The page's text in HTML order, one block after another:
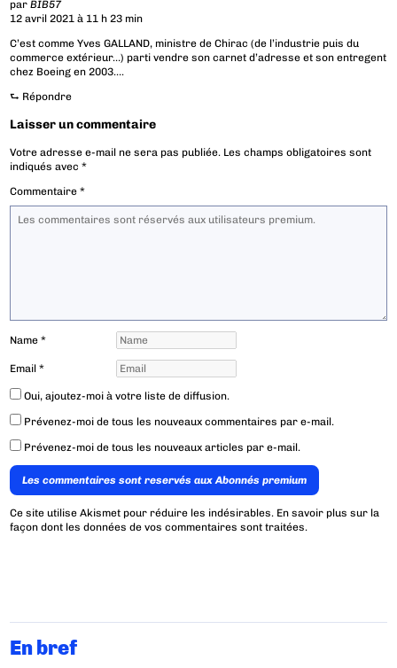
parBIB57
12 avril 2021 à 11 h 23 min
C’est comme Yves GALLAND, ministre de Chirac (de l’industrie puis du
commerce extérieur…) parti vendre son carnet d’adresse et son entregent
chez Boeing en 2003….
⮑ Répondre
Laisser un commentaire
Votre adresse e-mail ne sera pas publiée. Les champs obligatoires sont
indiqués avec*
Commentaire*
Name*
Email*
Oui, ajoutez-moi à votre liste de diffusion.
Prévenez-moi de tous les nouveaux commentaires par e-mail.
Prévenez-moi de tous les nouveaux articles par e-mail.
Les commentaires sont reservés aux Abonnés premium
Ce site utilise Akismet pour réduire les indésirables. En savoir plus sur la
façon dont les données de vos commentaires sont traitées.
En bref